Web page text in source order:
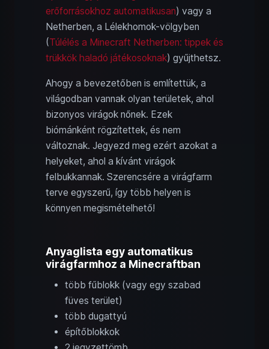
erőforrásokhoz automatikusan) vagy a
Netherben, a Lélekhomok-völgyben
(Túlélés a Minecraft Netherben: tippek és
trükkök haladó játékosoknak) gyűjthetsz.
Ahogy a bevezetőben is említettük, a
világodban vannak olyan területek, ahol
bizonyos virágok nőnek. Ezek
biómánként rögzítettek, és nem
változnak. Jegyezd meg ezért azokat a
helyeket, ahol a kívánt virágok
felbukkannak. Szerencsére a virágfarm
terve egyszerű, így több helyen is
könnyen megismételhető!
Anyaglista egy automatikus
virágfarmhoz a Minecraftban
több fűblokk (vagy egy szabad
füves terület)
több dugattyú
építőblokkok